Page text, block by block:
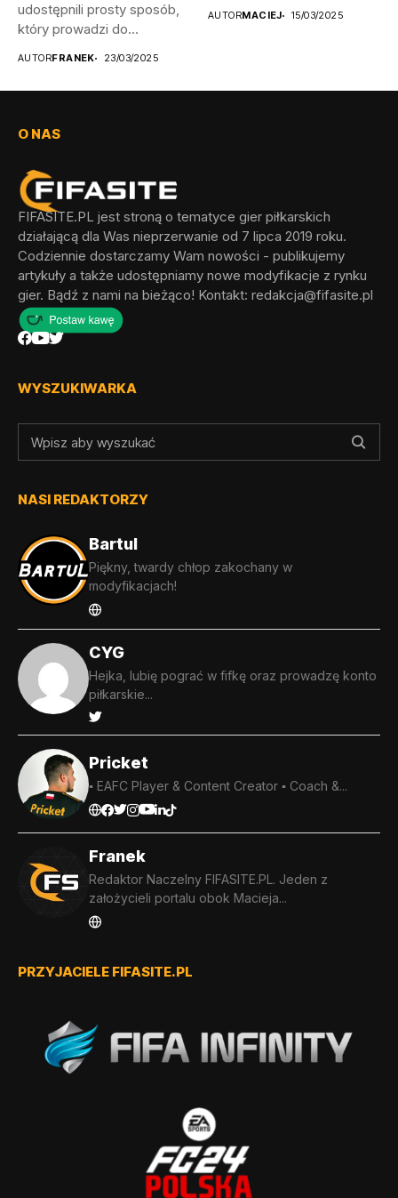
udostępnili prosty sposób,
który prowadzi do
AUTORFRANEK 23/03/2025
AUTORMACIEJ 15/03/2025
O NAS
FIFASITE.PL jest stroną o tematyce gier piłkarskich
działającą dla Was nieprzerwanie od 7 lipca 2019 roku.
Codziennie dostarczamy Wam nowości - publikujemy
artykuły a także udostępniamy nowe modyfikacje z rynku
gier. Bądź z nami na bieżąco! Kontakt: redakcja@fifasite.pl
WYSZUKIWARKA
NASI REDAKTORZY
Bartul
Piękny, twardy chłop zakochany w
modyfikacjach!
CYG
Hejka, lubię pograć w fifkę oraz prowadzę konto
piłkarskie...
Pricket
▪️ EAFC Player & Content Creator ▪️ Coach &...
Franek
Redaktor Naczelny FIFASITE.PL. Jeden z
założycieli portalu obok Macieja...
PRZYJACIELE FIFASITE.PL